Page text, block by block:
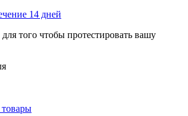
14 дней
того чтобы протестировать вашу